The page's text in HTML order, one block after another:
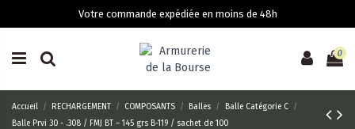
Votre commande expédiée en moins de 48h
0
Accueil RECHARGEMENT COMPOSANTS Balles
Balle Catégorie C
Balle Prvi 30 - .308 / FMJ BT – 145 grs B-119 / sachet de 100